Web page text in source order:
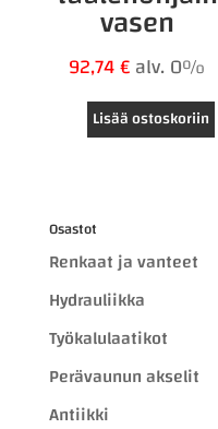
vasen
92,74€alv. 0%
Lisää ostoskoriin
Osastot
Renkaat ja vanteet
Hydrauliikka
Työkalulaatikot
Perävaunun akselit
Antiikki